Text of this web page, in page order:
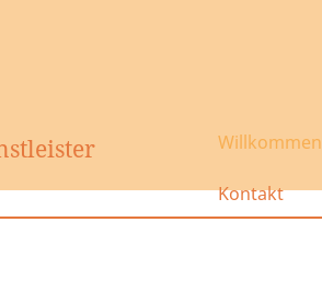
Willkommen
Kontakt